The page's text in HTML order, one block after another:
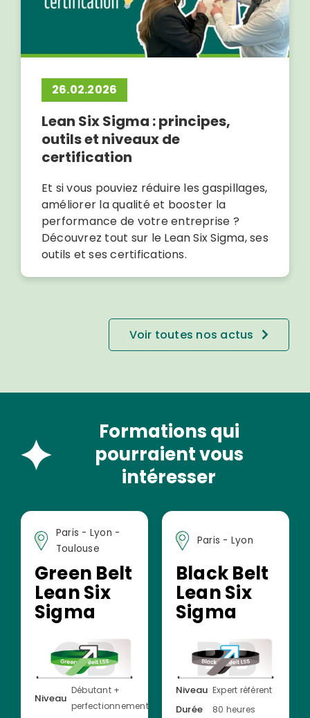
26.02.2026
Lean Six Sigma : principes,
outils et niveaux de
certification
Et si vous pouviez réduire les gaspillages,
améliorer la qualité et booster la
performance de votre entreprise ?
Découvrez tout sur le Lean Six Sigma, ses
outils et ses certifications.
Voir toutes nos actus
Formations qui
pourraient vous
intéresser
Paris - Lyon -
Toulouse
Green Belt
Lean Six
Sigma
Niveau
Débutant +
perfectionnement
Paris - Lyon
Black Belt
Lean Six
Sigma
Niveau Expert référent
Durée 80 heures